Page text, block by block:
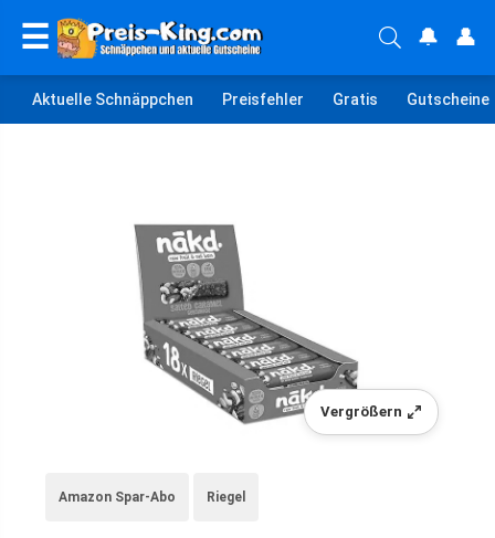
☰ 🔔 👤
Aktuelle Schnäppchen Preisfehler Gratis Gutscheine
Vergrößern
Amazon Spar-Abo Riegel